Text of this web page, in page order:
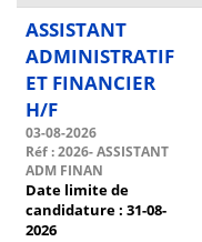
ASSISTANT
ADMINISTRATIF
ET FINANCIER
H/F
03-08-2026
Réf : 2026- ASSISTANT
ADM FINAN
Date limite de
candidature : 31-08-
2026